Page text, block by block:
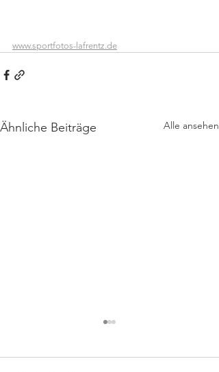
www.sportfotos-lafrentz.de
Ähnliche Beiträge Alle ansehen